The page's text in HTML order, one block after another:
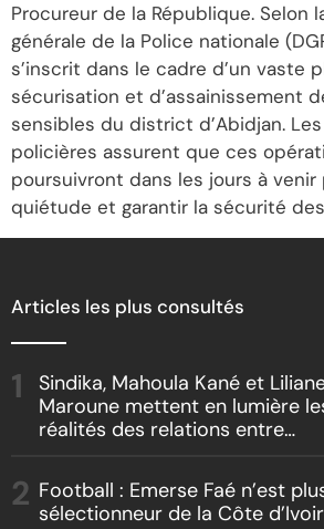
Procureur de la République. Selon
générale de la Police nationale
s’inscrit dans le cadre d’un vaste
sécurisation et d’assainissement
sensibles du district d’Abidjan.
policières assurent que ces
poursuivront dans les jours à venir
quiétude et garantir la sécurité
Articles les plus consultés
Sindika, Mahoula Kané et
Maroune mettent en lumière
réalités des relations entre
« Boss vs Boss »
Football : Emerse Faé n’est
sélectionneur de la Côte